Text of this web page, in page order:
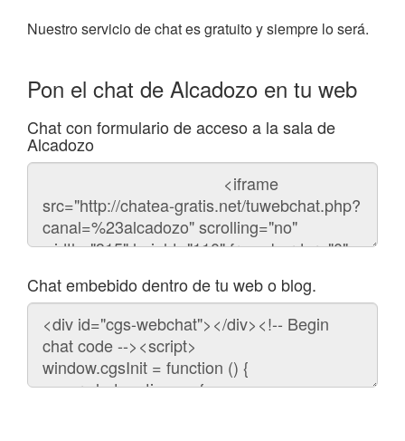
Nuestro servicio de chat es gratuito y siempre lo será.
Pon el chat de Alcadozo en tu web
Chat con formulario de acceso a la sala de
Alcadozo
Código
chat
Chat embebido dentro de tu web o blog.
Código
para
embeber
chat